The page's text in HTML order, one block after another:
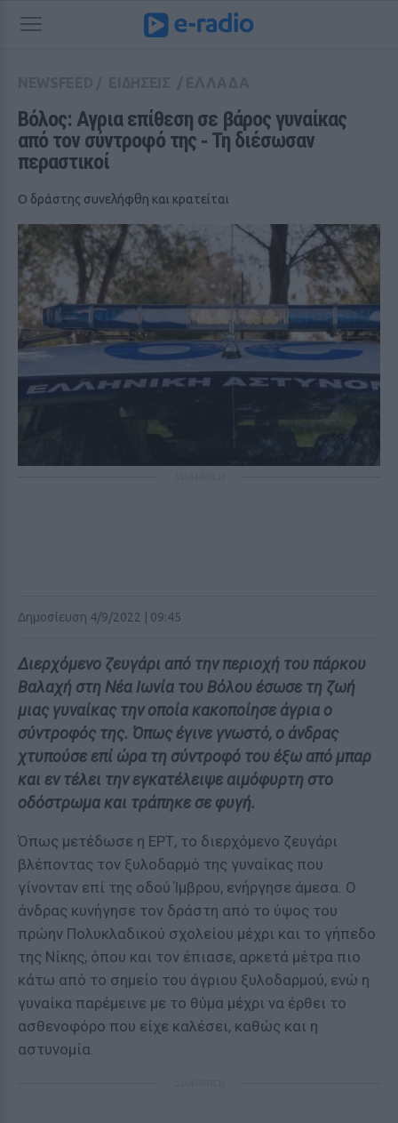
Βόλος: Αγρια επίθεση σε βάρος γυναίκας
από τον σύντροφό της ‑ Τη διέσωσαν
περαστικοί
Ο δράστης συνελήφθη και κρατείται
Δημοσίευση 4/9/2022 | 09:45
Διερχόμενο ζευγάρι από την περιοχή του πάρκου
Βαλαχή στη Νέα Ιωνία του Βόλου έσωσε τη ζωή
μιας γυναίκας την οποία κακοποίησε άγρια ο
σύντροφός της. Όπως έγινε γνωστό, ο άνδρας
χτυπούσε επί ώρα τη σύντροφό του έξω από μπαρ
και εν τέλει την εγκατέλειψε αιμόφυρτη στο
οδόστρωμα και τράπηκε σε φυγή.
Όπως μετέδωσε η ΕΡΤ, το διερχόμενο ζευγάρι
βλέποντας τον ξυλοδαρμό της γυναίκας που
γίνονταν επί της οδού Ίμβρου, ενήργησε άμεσα. Ο
άνδρας κυνήγησε τον δράστη από το ύψος του
πρώην Πολυκλαδικού σχολείου μέχρι και το γήπεδο
της Νίκης, όπου και τον έπιασε, αρκετά μέτρα πιο
κάτω από το σημείο του άγριου ξυλοδαρμού, ενώ η
γυναίκα παρέμεινε με το θύμα μέχρι να έρθει το
ασθενοφόρο που είχε καλέσει, καθώς και η
αστυνομία.